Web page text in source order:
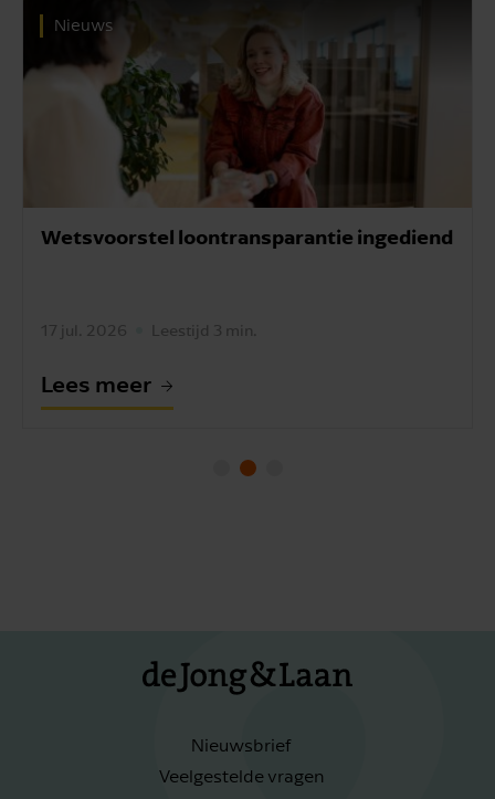
Nieuws
Wetsvoorstel loontransparantie ingediend
17 jul. 2026 Leestijd 3 min.
Lees meer
Nieuwsbrief
Veelgestelde vragen